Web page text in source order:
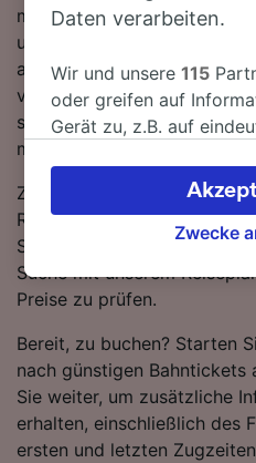
müssen während der Fahrt
umsteigen, da derzeit
auf dieser Route verfügbar
verkehren sowohl ICE DB
standardmäßig einen
mit viel Platz für Gepäck
Zugtickets von Paderborn
Regel günstiger, wenn Sie
Sie sie erst am Tag der
Suche mit unserem
Preise zu prüfen.
Bereit, zu buchen? Starten
nach günstigen Bahntickets
Sie weiter, um zusätzliche
erhalten, einschließlich des
ersten und letzten
Daten verarbeiten.
Wir und unsere115
oder greifen auf
Gerät zu, z.B. auf
verarbeiten. Sie können
akzeptieren oder
Ihres
besuchen Sie jederzeit
Datenschutzrichtlinie.
werden unseren
haben keinen Einfluss
Daten werden nicht für
verwendet, wenn Sie
Surfverhalten nicht zu
Zwecke